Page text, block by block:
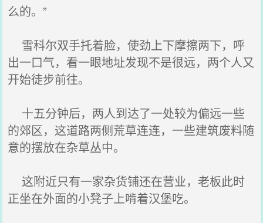
么的。”
雪科尔双手托着脸，使劲上下摩擦两下，呼
出一口气，看一眼地址发现不是很远，两个人又
开始徒步前往。
十五分钟后，两人到达了一处较为偏远一些
的郊区，这道路两侧荒草连连，一些建筑废料随
意的摆放在杂草丛中。
这附近只有一家杂货铺还在营业，老板此时
正坐在外面的小凳子上啃着汉堡吃。